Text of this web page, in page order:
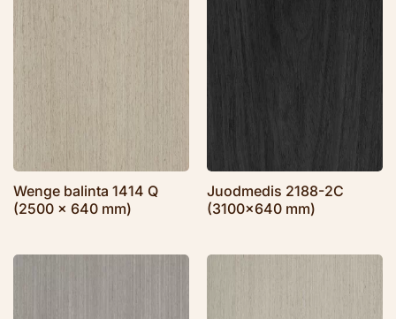
Wenge balinta 1414 Q
(2500 x 640 mm)
Juodmedis 2188-2C
(3100×640 mm)